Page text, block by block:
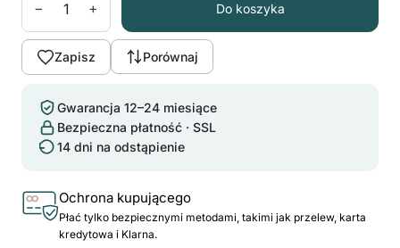
− + Do koszyka
Zapisz Porównaj
Gwarancja 12–24 miesiące
Bezpieczna płatność · SSL
14 dni na odstąpienie
Ochrona kupującego
Płać tylko bezpiecznymi metodami, takimi jak przelew, karta
kredytowa i Klarna.